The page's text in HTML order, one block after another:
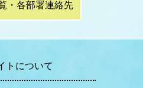
・各部署連絡先
トについて